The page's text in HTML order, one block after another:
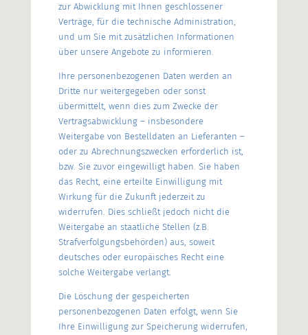
zur Abwicklung mit Ihnen geschlossener
Verträge, für die technische Administration,
und um Sie mit zusätzlichen Informationen
über unsere Angebote zu informieren.
Ihre personenbezogenen Daten werden an
Dritte nur weitergegeben oder sonst
übermittelt, wenn dies zum Zwecke der
Vertragsabwicklung – insbesondere
Weitergabe von Bestelldaten an Lieferanten –
oder zu Abrechnungszwecken erforderlich ist,
bzw. Sie zuvor eingewilligt haben. Sie haben
das Recht, eine erteilte Einwilligung mit
Wirkung für die Zukunft jederzeit zu
widerrufen. Dies schließt jedoch nicht die
Weitergabe an staatliche Stellen (z.B.
Strafverfolgungsbehörden) aus, soweit
deutsches oder europäisches Recht eine
solche Weitergabe verlangt.
Die Löschung der gespeicherten
personenbezogenen Daten erfolgt, wenn Sie
Ihre Einwilligung zur Speicherung widerrufen,